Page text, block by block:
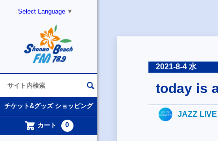
Select Language ▼
チケット&グッズ ショッピング
カート 0
2021-8-4 水
today is
JAZZ LIVE